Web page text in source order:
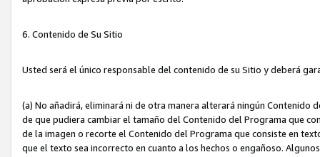
6. Contenido de Su Sitio
Usted será el único responsable del contenido de su Sitio y deberá
(a) No añadirá, eliminará ni de otra manera alterará ningún
de que pudiera cambiar el tamaño del Contenido del Programa que
de la imagen o recorte el Contenido del Programa que consiste en
que el texto sea incorrecto en cuanto a los hechos o engañoso.